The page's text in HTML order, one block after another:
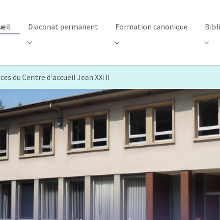
d’accueil"
Diaconat permanent
Submenu for "Diaconat permanent"
Formation canonique
Submenu for "Formation
du Centre d'accueil Jean XXIII